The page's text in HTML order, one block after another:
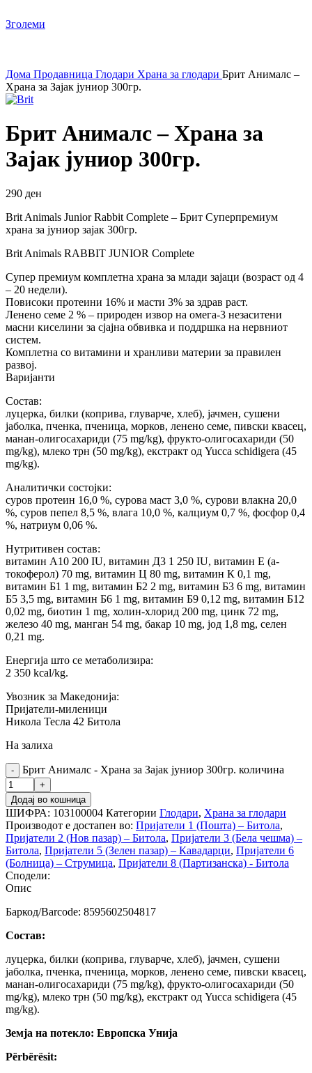
Зголеми
Дома Продавница Глодари Храна за глодари Брит Анималс –
Храна за Зајак јуниор 300гр.
Брит Анималс – Храна за
Зајак јуниор 300гр.
290 ден
Brit Animals Junior Rabbit Complete – Брит Суперпремиум
храна за јуниор зајак 300гр.
Brit Animals RABBIT JUNIOR Complete
Супер премиум комплетна храна за млади зајаци (возраст од 4
– 20 недели).
Повисоки протеини 16% и масти 3% за здрав раст.
Ленено семе 2 % – природен извор на омега-3 незаситени
масни киселини за сјајна обвивка и поддршка на нервниот
систем.
Комплетна со витамини и хранливи материи за правилен
развој.
Варијанти
Состав:
луцерка, билки (коприва, глуварче, хлеб), јачмен, сушени
јаболка, пченка, пченица, морков, ленено семе, пивски квасец,
манан-олигосахариди (75 mg/kg), фрукто-олигосахариди (50
mg/kg), млеко трн (50 mg/kg), екстракт од Yucca schidigera (45
mg/kg).
Аналитички состојки:
суров протеин 16,0 %, сурова маст 3,0 %, сурови влакна 20,0
%, суров пепел 8,5 %, влага 10,0 %, калциум 0,7 %, фосфор 0,4
%, натриум 0,06 %.
Нутритивен состав:
витамин А10 200 IU, витамин Д3 1 250 IU, витамин Е (а-
токоферол) 70 mg, витамин Ц 80 mg, витамин К 0,1 mg,
витамин Б1 1 mg, витамин Б2 2 mg, витамин Б3 6 mg, витамин
Б5 3,5 mg, витамин Б6 1 mg, витамин Б9 0,12 mg, витамин Б12
0,02 mg, биотин 1 mg, холин-хлорид 200 mg, цинк 72 mg,
железо 40 mg, манган 54 mg, бакар 10 mg, јод 1,8 mg, селен
0,21 mg.
Енергија што се метаболизира:
2 350 kcal/kg.
Увозник за Македонија:
Пријатели-миленици
Никола Тесла 42 Битола
На залиха
Брит Анималс - Храна за Зајак јуниор 300гр. количина
Додај во кошница
ШИФРА: 103100004 Категории Глодари, Храна за глодари
Производот е достапен во: Пријатели 1 (Пошта) – Битола,
Пријатели 2 (Нов пазар) – Битола, Пријатели 3 (Бела чешма) –
Битола, Пријатели 5 (Зелен пазар) – Кавадарци, Пријатели 6
(Болница) – Струмица, Пријатели 8 (Партизанска) - Битола
Сподели:
Опис
Баркод/Barcode: 8595602504817
Состав:
луцерка, билки (коприва, глуварче, хлеб), јачмен, сушени
јаболка, пченка, пченица, морков, ленено семе, пивски квасец,
манан-олигосахариди (75 mg/kg), фрукто-олигосахариди (50
mg/kg), млеко трн (50 mg/kg), екстракт од Yucca schidigera (45
mg/kg).
Земја на потекло: Европска Унија
Përbërësit: